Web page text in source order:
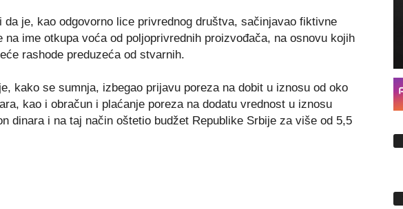
da je, kao odgovorno lice privrednog društva, sačinjavao fiktivne
na ime otkupa voća od polјoprivrednih proizvođača, na osnovu kojih
rashode preduzeća od stvarnih.
kako se sumnja, izbegao prijavu poreza na dobit u iznosu od oko
kao i obračun i plaćanje poreza na dodatu vrednost u iznosu
dinara i na taj način oštetio budžet Republike Srbije za više od 5,5